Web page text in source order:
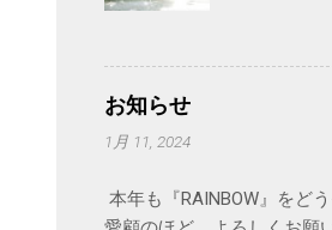
お知らせ
1月 11, 2024
本年も『RAINBOW』をど